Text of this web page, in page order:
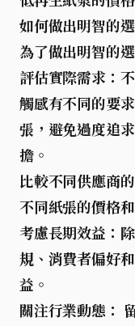
如何做出明智的
為了做出明智的
評估實際需求：
觸感有不同的要
張，避免過度追
擔。
比較不同供應商的
不同紙張的價格
考慮長期效益：
規、消費者偏好
益。
關注行業動態：